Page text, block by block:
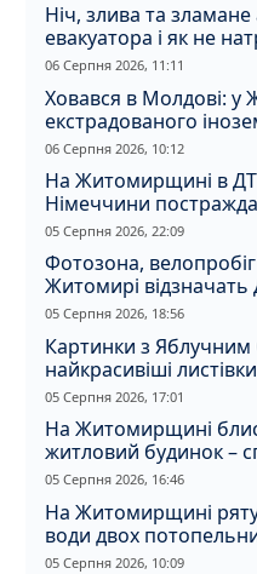
Ніч, злива та
евакуатора і як не
06 Серпня 2026, 11:11
Ховався в Молдові: у
екстрадованого
і відмивання грошей
06 Серпня 2026, 10:12
На Житомирщині в
Німеччини
05 Серпня 2026, 22:09
Фотозона,
Житомирі
Незалежності
05 Серпня 2026, 18:56
Картинки з Яблучним
найкрасивіші
святом
05 Серпня 2026, 17:01
На Житомирщині
житловий будинок –
05 Серпня 2026, 16:46
На Житомирщині
води двох
05 Серпня 2026, 10:09